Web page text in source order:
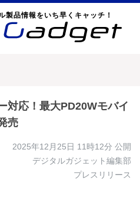
製品情報をいち早くキャッチ！
対応！最大PD20Wモバイ
売
2025年12月25日 11時12分 公開
デジタルガジェット編集部
プレスリリース